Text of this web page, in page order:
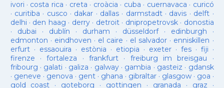
ivori · costa rica · creta · croàcia · cuba · cuernavaca · curicó
· curitiba · cusco · dakar · dallas · darmstadt· davis · delft ·
delhi · den haag · derry· detroit· dnipropetrovsk· donostia
· dubai · dublín · durham · düsseldorf· edinburgh ·
edmonton · eindhoven · el caire · el salvador · enniskillen ·
erfurt· essaouira · estònia · etiopia · exeter· fes· fiji ·
firenze ·fortaleza · frankfurt· freiburg im breisgau ·
fribourg · galati · galiza · galway· gambia · gasteiz · gdansk
· geneve · genova · gent· ghana · gibraltar· glasgow· goa ·
gold coast · goteborg · gottingen · granada · graz ·